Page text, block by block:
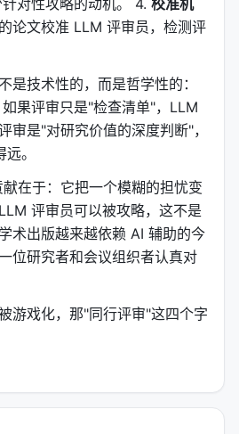
对性攻略的动机。 4. 校准机
论文校准 LLM 评审员，检测评
是技术性的，而是哲学性的：
如果评审只是"检查清单"，LLM
审是"对研究价值的深度判断"，
。
在于：它把一个模糊的担忧变
评审员可以被攻略，这不是
术出版越来越依赖 AI 辅助的今
位研究者和会议组织者认真对
游戏化，那"同行评审"这四个字